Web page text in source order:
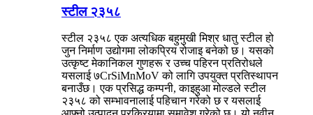
स्टील २३५८
स्टील २३५८ एक अत्यधिक बहुमुखी मिश्र धातु स्टील हो
जुन निर्माण उद्योगमा लोकप्रिय रोजाइ बनेको छ। यसको
उत्कृष्ट मेकानिकल गुणहरू र उच्च पहिरन प्रतिरोधले
यसलाई ७CrSiMnMoV को लागि उपयुक्त प्रतिस्थापन
बनाउँछ। एक प्रसिद्ध कम्पनी, काइहुआ मोल्डले स्टील
२३५८ को सम्भावनालाई पहिचान गरेको छ र यसलाई